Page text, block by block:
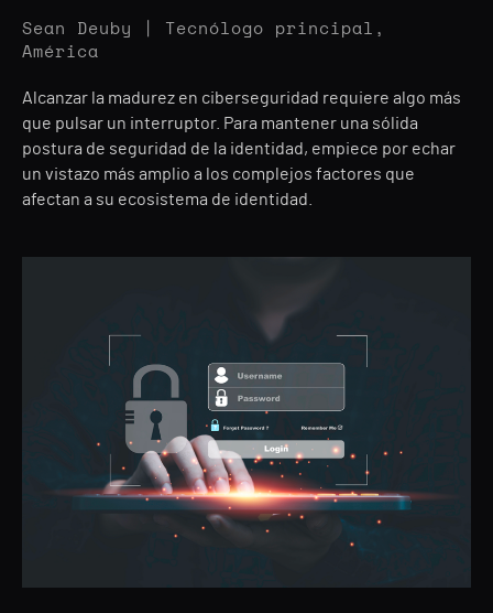
Sean Deuby | Tecnólogo principal,
América
Alcanzar la madurez en ciberseguridad requiere algo más
que pulsar un interruptor. Para mantener una sólida
postura de seguridad de la identidad, empiece por echar
un vistazo más amplio a los complejos factores que
afectan a su ecosistema de identidad.